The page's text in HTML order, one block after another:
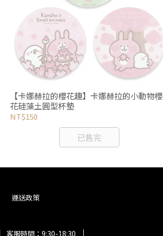
【卡娜赫拉的櫻花趣】卡娜赫拉的小動物櫻
花硅藻土圓型杯墊
NT$150
已售完
運送政策
客服時間：9:30-18:30